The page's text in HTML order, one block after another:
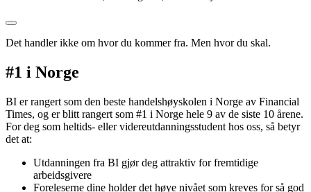
Det handler ikke om hvor du kommer fra. Men hvor du skal.
#1 i Norge
BI er rangert som den beste handelshøyskolen i Norge av Financial
Times, og er blitt rangert som #1 i Norge hele 9 av de siste 10 årene.
For deg som heltids- eller videreutdanningsstudent hos oss, så betyr
det at:
Utdanningen fra BI gjør deg attraktiv for fremtidige
arbeidsgivere
Foreleserne dine holder det høye nivået som kreves for så god